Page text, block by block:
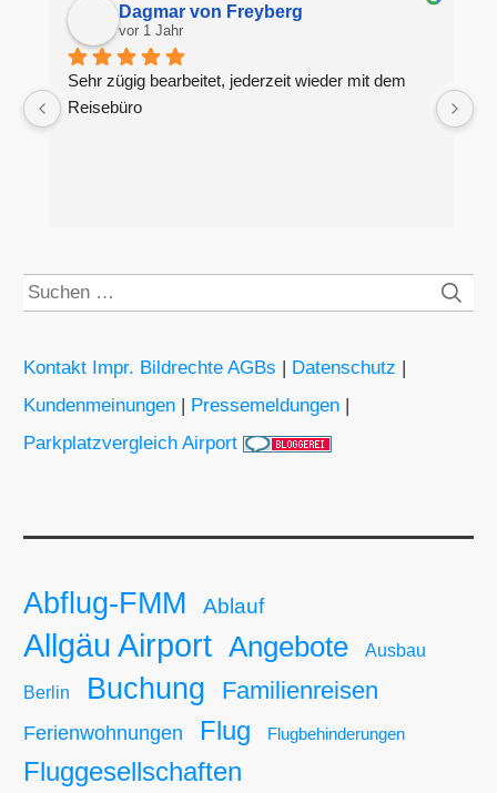
Dagmar von Freyberg
vor 1 Jahr
Sehr zügig bearbeitet, jederzeit wieder mit dem
Reisebüro
Suchen
Kontakt Impr. Bildrechte AGBs
Datenschutz
Kundenmeinungen
Pressemeldungen
Parkplatzvergleich Airport
Abflug-FMM Ablauf
Allgäu Airport Angebote Ausbau
Berlin Buchung Familienreisen
Ferienwohnungen Flug Flugbehinderungen
Fluggesellschaften